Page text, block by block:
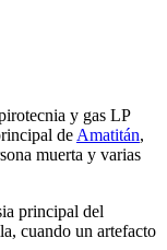
y gas LP
de Amatitán,
muerta y varias
principal del
cuando un artefacto